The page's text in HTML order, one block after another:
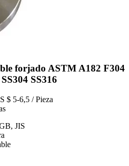
forjado ASTM A182 F304
SS316
$ 5-6,5 / Pieza
JIS